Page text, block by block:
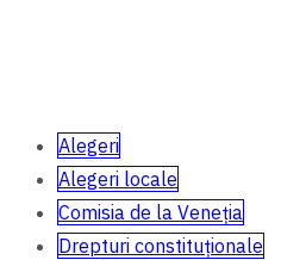
Alegeri
Alegeri locale
Comisia de la Veneția
Drepturi constituționale